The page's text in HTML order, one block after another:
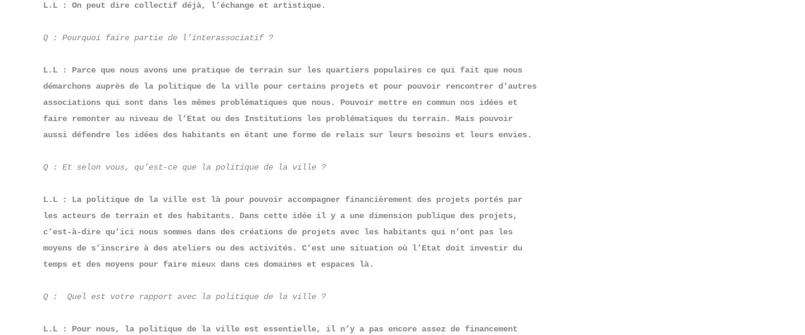
L.L : On peut dire collectif déjà, l’échange et artistique.
Q : Pourquoi faire partie de l’interassociatif ?
L.L : Parce que nous avons une pratique de terrain sur les quartiers populaires ce qui fait que nous
démarchons auprès de la politique de la ville pour certains projets et pour pouvoir rencontrer d’autres
associations qui sont dans les mêmes problématiques que nous. Pouvoir mettre en commun nos idées et
faire remonter au niveau de l’Etat ou des Institutions les problématiques du terrain. Mais pouvoir
aussi défendre les idées des habitants en étant une forme de relais sur leurs besoins et leurs envies.
Q : Et selon vous, qu’est-ce que la politique de la ville ?
L.L : La politique de la ville est là pour pouvoir accompagner financièrement des projets portés par
les acteurs de terrain et des habitants. Dans cette idée il y a une dimension publique des projets,
c’est-à-dire qu’ici nous sommes dans des créations de projets avec les habitants qui n’ont pas les
moyens de s’inscrire à des ateliers ou des activités. C’est une situation où l’Etat doit investir du
temps et des moyens pour faire mieux dans ces domaines et espaces là.
Q :  Quel est votre rapport avec la politique de la ville ?
L.L : Pour nous, la politique de la ville est essentielle, il n’y a pas encore assez de financement